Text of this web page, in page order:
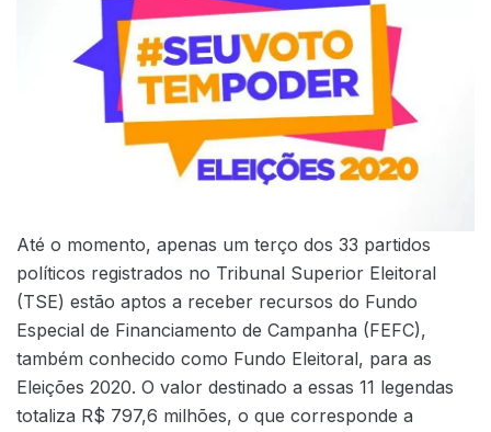
Até o momento, apenas um terço dos 33 partidos
políticos registrados no Tribunal Superior Eleitoral
(TSE) estão aptos a receber recursos do Fundo
Especial de Financiamento de Campanha (FEFC),
também conhecido como Fundo Eleitoral, para as
Eleições 2020. O valor destinado a essas 11 legendas
totaliza R$ 797,6 milhões, o que corresponde a